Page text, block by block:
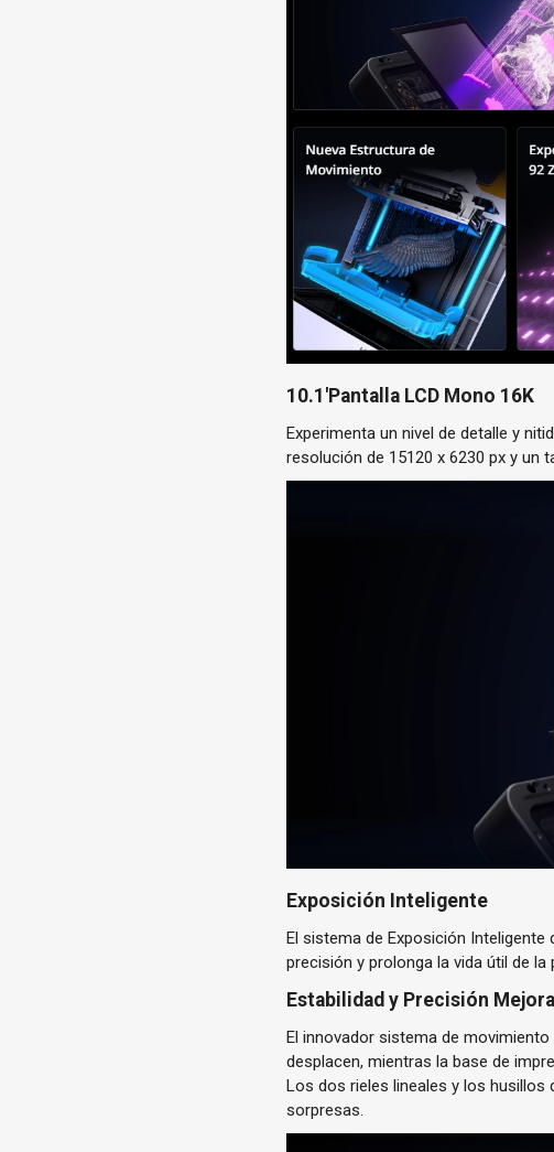
10.1'Pantalla LCD Mono 16K
Experimenta un nivel de detalle y
resolución de 15120 x 6230 px y un
Exposición Inteligente
El sistema de Exposición
precisión y prolonga la vida útil de
Estabilidad y Precisión
El innovador sistema de
desplacen, mientras la base de
Los dos rieles lineales y los husillos
sorpresas.